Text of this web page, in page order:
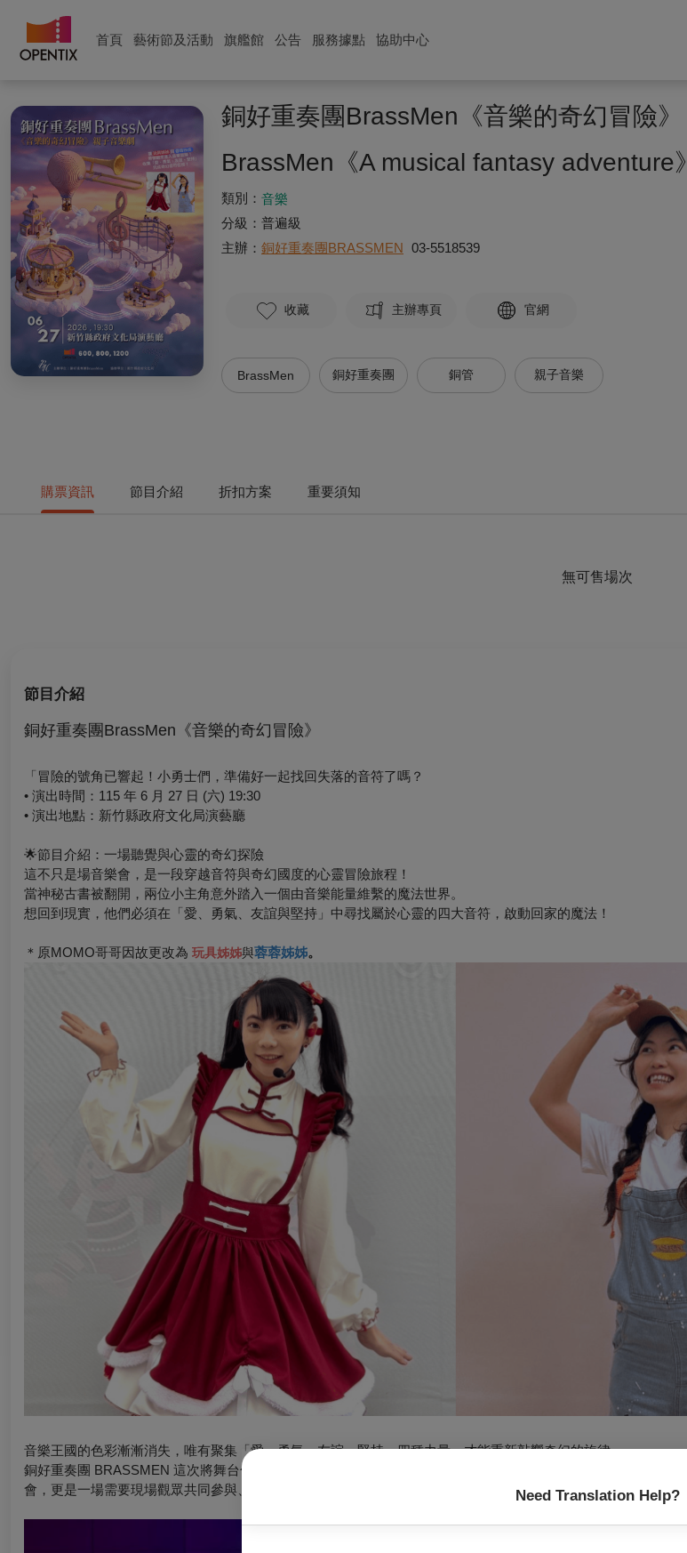
首頁 藝術節及活動 旗艦館 公告 服務據點 協助中心
Need Translation Help?
銅好重奏團BrassMen《音樂的奇幻冒險》
BrassMen《A musical fantasy adventure》
類別： 音樂
分級： 普遍級
主辦： 銅好重奏團BRASSMEN 03-5518539
收藏 主辦專頁 官網
BrassMen 銅好重奏團 銅管 親子音樂
購票資訊 節目介紹 折扣方案 重要須知
無可售場次
節目介紹
銅好重奏團 BrassMen 《音樂的奇幻冒險》
「冒險的號角已響起！小勇士們，準備好一起找回失落的音符了嗎？
• 演出時間：115 年 6 月 27 日 (六) 19:30
• 演出地點：新竹縣政府文化局演藝廳
🌟節目介紹：一場聽覺與心靈的奇幻探險
這不只是場音樂會，是一段穿越音符與奇幻國度的心靈冒險旅程！
當神秘古書被翻開，兩位小主角意外踏入一個由音樂能量維繫的魔法世界。
想回到現實，他們必須在「愛、勇氣、友誼與堅持」中尋找屬於心靈的四大音符，啟動回家的魔法！
＊原MOMO哥哥因故更改為 玩具姊姊與蓉蓉姊姊。
音樂王國的色彩漸漸消失，唯有聚集 「愛、勇氣、友誼、堅持」四種力量，才能重新敲響奇幻的旋律。
銅好重奏團 BRASSMEN 這次將舞台化作巨大的冒險地圖，特別邀請小朋友最愛的
會，更是一場需要現場觀眾共同參與、破解難關的沈浸式互動劇場！